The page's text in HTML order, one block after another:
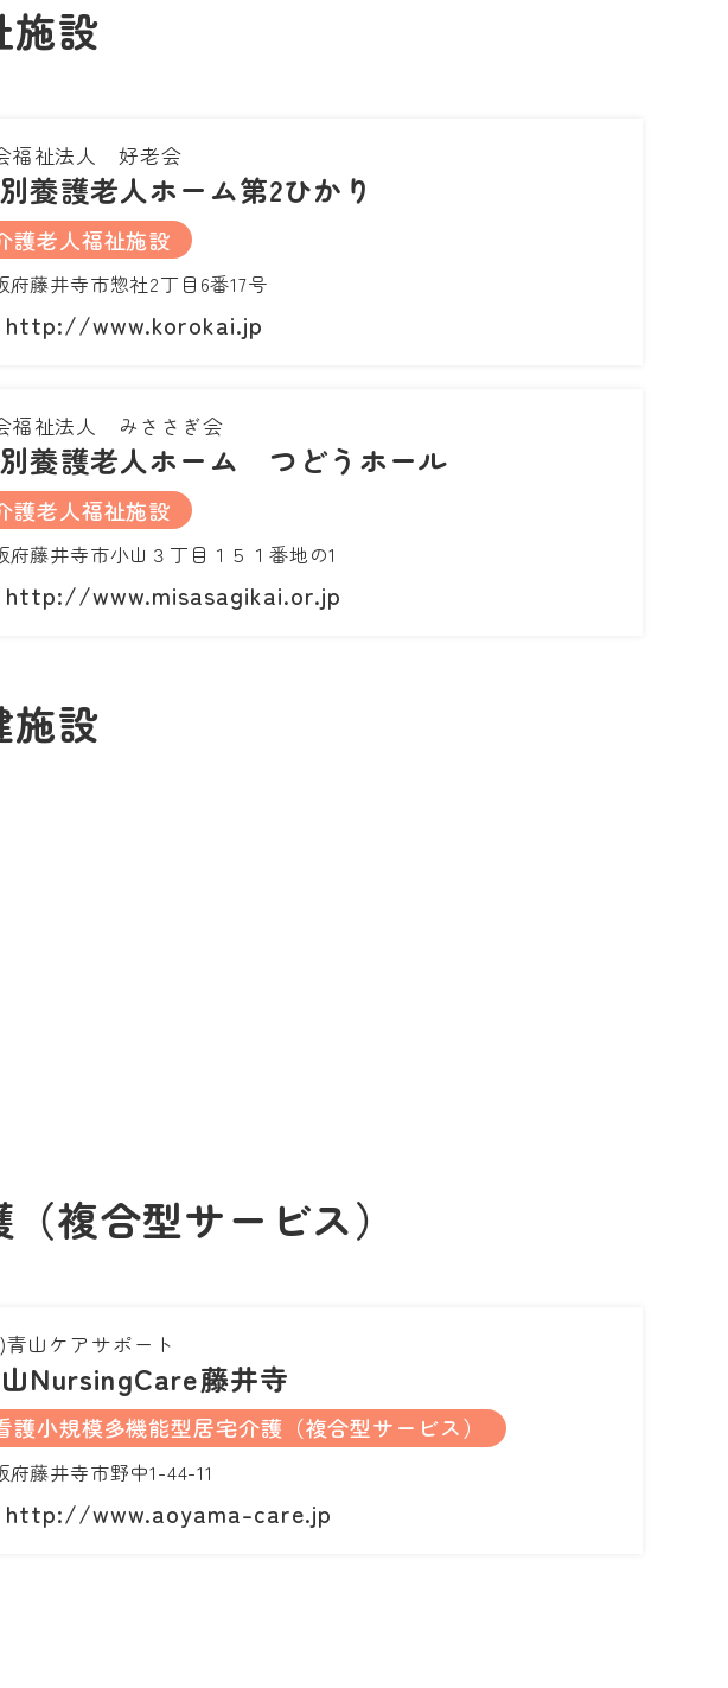
施設
福祉法人 好老会
養護老人ホーム第2ひかり
護老人福祉施設
府藤井寺市惣社2丁目6番17号
http://www.korokai.jp
福祉法人 みささぎ会
養護老人ホーム つどうホール
護老人福祉施設
府藤井寺市小山３丁目１５１番地の1
http://www.misasagikai.or.jp
施設
複合型サービス）
青山ケアサポート
NursingCare藤井寺
護小規模多機能型居宅介護（複合型サービス）
府藤井寺市野中1-44-11
http://www.aoyama-care.jp